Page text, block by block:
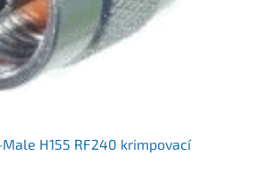
H155 RF240 krimpovací